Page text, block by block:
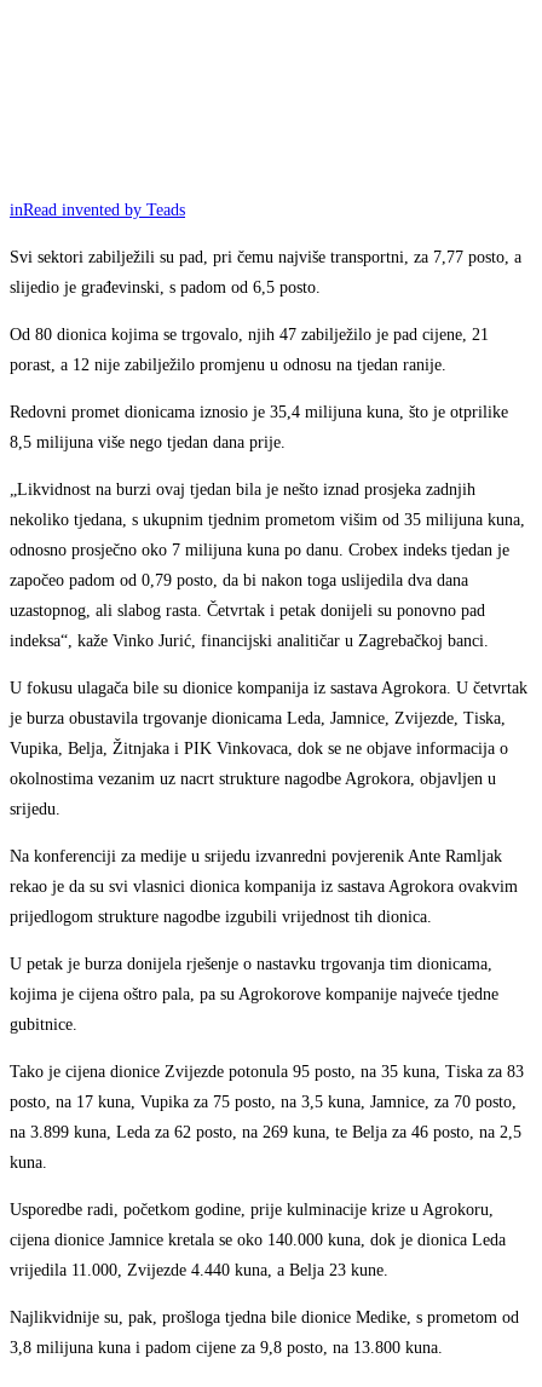
inRead invented by Teads
Svi sektori zabilježili su pad, pri čemu najviše transportni, za 7,77 posto, a
slijedio je građevinski, s padom od 6,5 posto.
Od 80 dionica kojima se trgovalo, njih 47 zabilježilo je pad cijene, 21
porast, a 12 nije zabilježilo promjenu u odnosu na tjedan ranije.
Redovni promet dionicama iznosio je 35,4 milijuna kuna, što je otprilike
8,5 milijuna više nego tjedan dana prije.
„Likvidnost na burzi ovaj tjedan bila je nešto iznad prosjeka zadnjih
nekoliko tjedana, s ukupnim tjednim prometom višim od 35 milijuna kuna,
odnosno prosječno oko 7 milijuna kuna po danu. Crobex indeks tjedan je
započeo padom od 0,79 posto, da bi nakon toga uslijedila dva dana
uzastopnog, ali slabog rasta. Četvrtak i petak donijeli su ponovno pad
indeksa“, kaže Vinko Jurić, financijski analitičar u Zagrebačkoj banci.
U fokusu ulagača bile su dionice kompanija iz sastava Agrokora. U četvrtak
je burza obustavila trgovanje dionicama Leda, Jamnice, Zvijezde, Tiska,
Vupika, Belja, Žitnjaka i PIK Vinkovaca, dok se ne objave informacija o
okolnostima vezanim uz nacrt strukture nagodbe Agrokora, objavljen u
srijedu.
Na konferenciji za medije u srijedu izvanredni povjerenik Ante Ramljak
rekao je da su svi vlasnici dionica kompanija iz sastava Agrokora ovakvim
prijedlogom strukture nagodbe izgubili vrijednost tih dionica.
U petak je burza donijela rješenje o nastavku trgovanja tim dionicama,
kojima je cijena oštro pala, pa su Agrokorove kompanije najveće tjedne
gubitnice.
Tako je cijena dionice Zvijezde potonula 95 posto, na 35 kuna, Tiska za 83
posto, na 17 kuna, Vupika za 75 posto, na 3,5 kuna, Jamnice, za 70 posto,
na 3.899 kuna, Leda za 62 posto, na 269 kuna, te Belja za 46 posto, na 2,5
kuna.
Usporedbe radi, početkom godine, prije kulminacije krize u Agrokoru,
cijena dionice Jamnice kretala se oko 140.000 kuna, dok je dionica Leda
vrijedila 11.000, Zvijezde 4.440 kuna, a Belja 23 kune.
Najlikvidnije su, pak, prošloga tjedna bile dionice Medike, s prometom od
3,8 milijuna kuna i padom cijene za 9,8 posto, na 13.800 kuna.